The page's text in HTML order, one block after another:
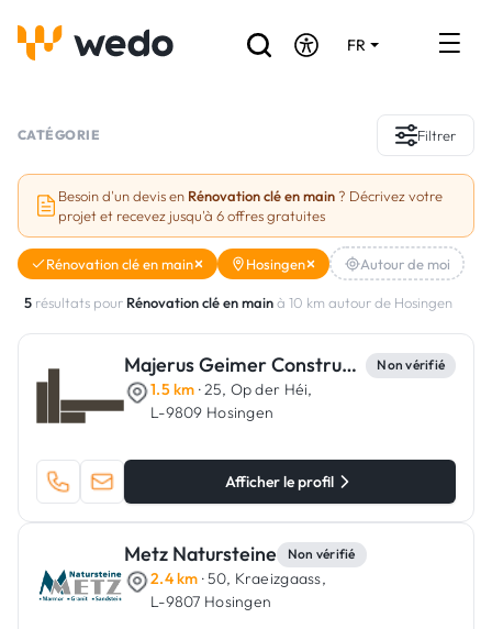
FR
Réalisations
Aides et subventions
Vous êtes un Artisan ?
CATÉGORIE Filtrer
Besoin d'un devis en Rénovation clé en main ? Décrivez votre
projet et recevez jusqu'à 6 offres gratuites
Rénovation clé en main Hosingen Autour de moi
5 résultats pour Rénovation clé en mainà 10 km autour de Hosingen
Majerus Geimer Constructions Non vérifié
1.5 km · 25, Op der Héi,
L-9809 Hosingen
Afficher le profil
Metz Natursteine Non vérifié
2.4 km · 50, Kraeizgaass,
L-9807 Hosingen